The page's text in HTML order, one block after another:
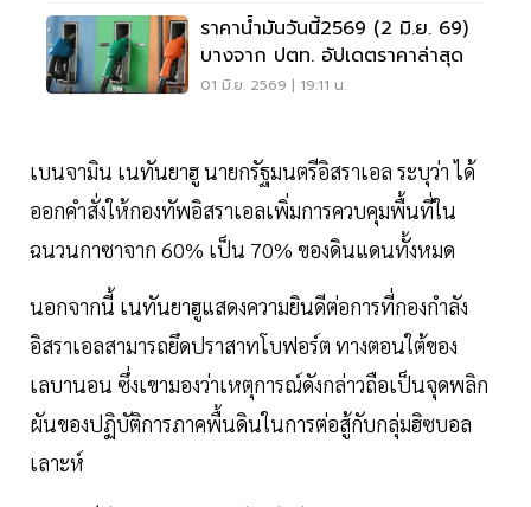
ราคาน้ำมันวันนี้2569 (2 มิ.ย. 69)
บางจาก ปตท. อัปเดตราคาล่าสุด
01 มิ.ย. 2569 | 19:11 น.
เบนจามิน เนทันยาฮู นายกรัฐมนตรีอิสราเอล ระบุว่า ได้
ออกคำสั่งให้กองทัพอิสราเอลเพิ่มการควบคุมพื้นที่ใน
ฉนวนกาซาจาก 60% เป็น 70% ของดินแดนทั้งหมด
นอกจากนี้ เนทันยาฮูแสดงความยินดีต่อการที่กองกำลัง
อิสราเอลสามารถยึดปราสาทโบฟอร์ต ทางตอนใต้ของ
เลบานอน ซึ่งเขามองว่าเหตุการณ์ดังกล่าวถือเป็นจุดพลิก
ผันของปฏิบัติการภาคพื้นดินในการต่อสู้กับกลุ่มฮิซบอล
เลาะห์